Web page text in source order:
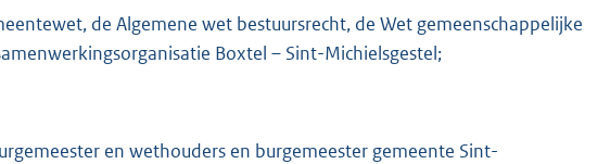
de Algemene wet bestuursrecht, de Wet gemeenschappelijke
Boxtel – Sint-Michielsgestel;
en wethouders en burgemeester gemeente Sint-